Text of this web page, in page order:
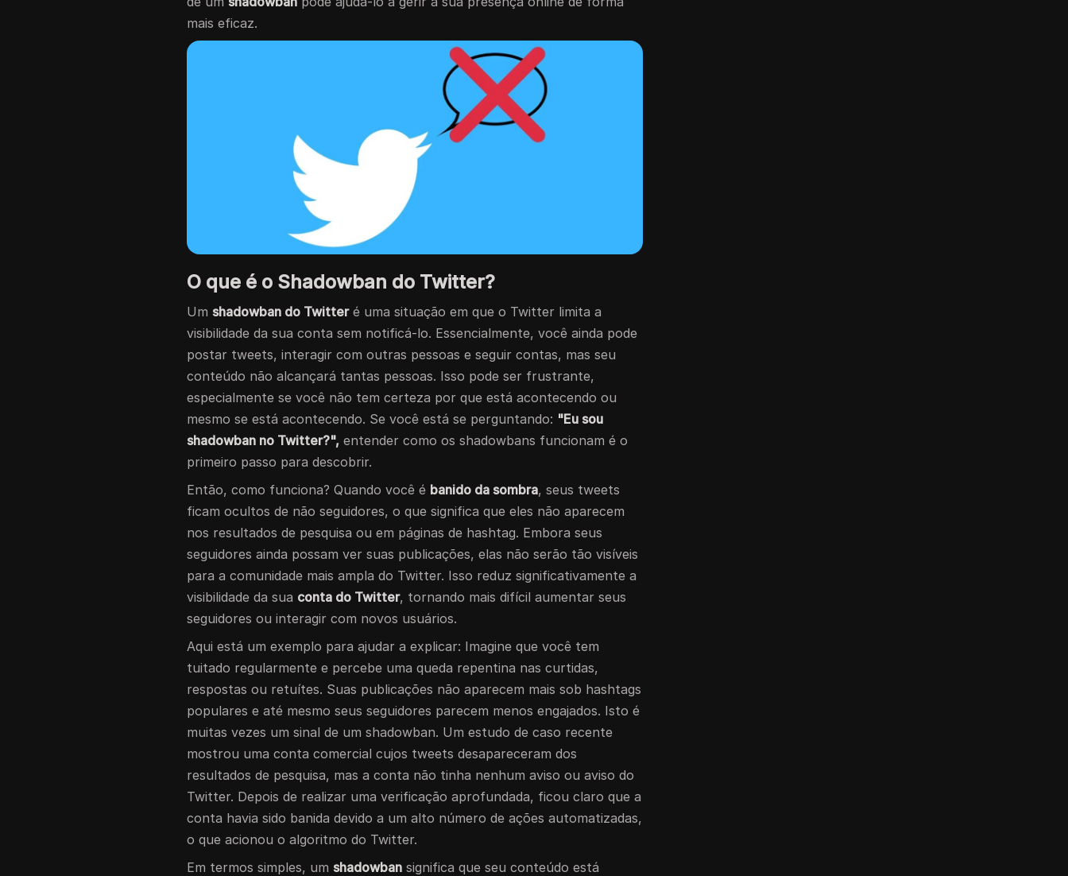
mais eficaz.
O que é o Shadowban do Twitter?
Umshadowban do Twitteré uma situação em que o Twitter limita a
visibilidade da sua conta sem notificá-lo. Essencialmente, você ainda pode
postar tweets, interagir com outras pessoas e seguir contas, mas seu
conteúdo não alcançará tantas pessoas. Isso pode ser frustrante,
especialmente se você não tem certeza por que está acontecendo ou
mesmo se está acontecendo. Se você está se perguntando: "Eu sou
shadowban no Twitter?", entender como os shadowbans funcionam é o
primeiro passo para descobrir.
Então, como funciona? Quando você é banido da sombra, seus tweets
ficam ocultos de não seguidores, o que significa que eles não aparecem
nos resultados de pesquisa ou em páginas de hashtag. Embora seus
seguidores ainda possam ver suas publicações, elas não serão tão visíveis
para a comunidade mais ampla do Twitter. Isso reduz significativamente a
visibilidade da sua conta do Twitter, tornando mais difícil aumentar seus
seguidores ou interagir com novos usuários.
Aqui está um exemplo para ajudar a explicar: Imagine que você tem
tuitado regularmente e percebe uma queda repentina nas curtidas,
respostas ou retuítes. Suas publicações não aparecem mais sob hashtags
populares e até mesmo seus seguidores parecem menos engajados. Isto é
muitas vezes um sinal de um shadowban. Um estudo de caso recente
mostrou uma conta comercial cujos tweets desapareceram dos
resultados de pesquisa, mas a conta não tinha nenhum aviso ou aviso do
Twitter. Depois de realizar uma verificação aprofundada, ficou claro que a
conta havia sido banida devido a um alto número de ações automatizadas,
o que acionou o algoritmo do Twitter.
Em termos simples, umshadowban significa que seu conteúdo está